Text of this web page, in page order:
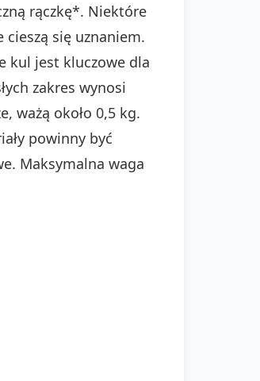
rączkę*. Niektóre
się uznaniem.
kul jest kluczowe dla
zakres wynosi
ważą około 0,5 kg.
powinny być
Maksymalna waga